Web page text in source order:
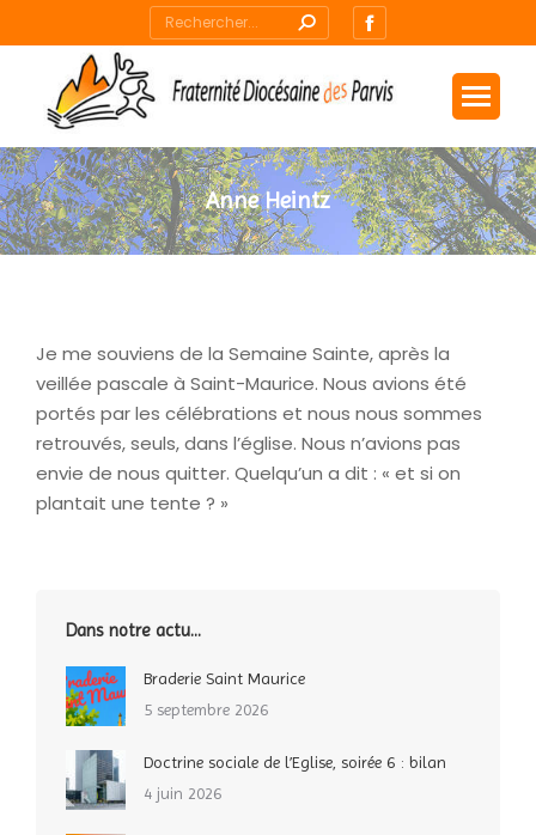
Recherche
:
Facebook
dans
une
nouvelle
fenêtre
Anne Heintz
Vous êtes ici :
Je me souviens de la Semaine Sainte, après la
veillée pascale à Saint-Maurice. Nous avions été
portés par les célébrations et nous nous sommes
retrouvés, seuls, dans l’église. Nous n’avions pas
envie de nous quitter. Quelqu’un a dit : « et si on
plantait une tente ? »
Dans notre actu…
Braderie Saint Maurice
5 septembre 2026
Doctrine sociale de l’Eglise, soirée 6 : bilan
4 juin 2026